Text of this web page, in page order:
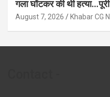
गला घोंटकर की थी
August 7, 2026 Khabar CG